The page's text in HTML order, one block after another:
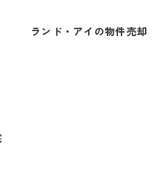
ランド・アイの物件売却